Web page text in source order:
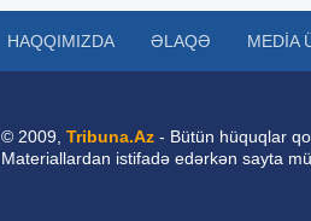
HAQQIMIZDA ƏLAQƏ MEDIA
© 2009, Tribuna.Az - Bütün hüquqlar
Materiallardan istifadə edərkən sayta